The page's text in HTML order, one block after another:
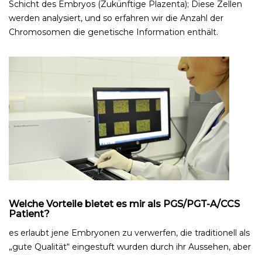
Schicht des Embryos (Zukünftige Plazenta); Diese Zellen
werden analysiert, und so erfahren wir die Anzahl der
Chromosomen die genetische Information enthält.
Welche Vorteile bietet es mir als PGS/PGT-A/CCS
Patient?
es erlaubt jene Embryonen zu verwerfen, die traditionell als
„gute Qualität“ eingestuft wurden durch ihr Aussehen, aber